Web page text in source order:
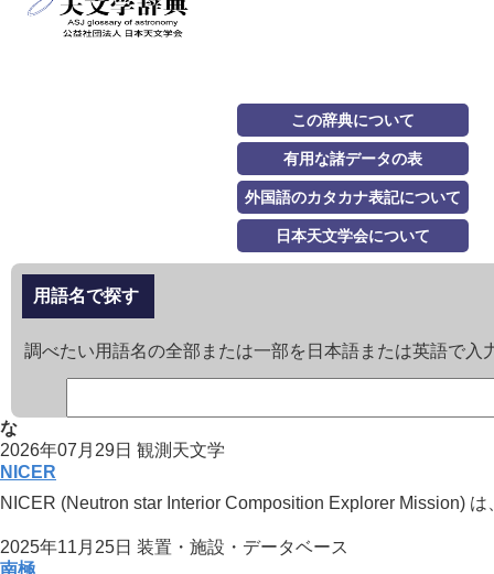
この辞典について
有用な諸データの表
外国語のカタカナ表記について
日本天文学会について
用語名で探す
調べたい用語名の全部または一部を日本語または英語で入
な
2026年07月29日 観測天文学
NICER
NICER (Neutron star Interior Composition Explorer Mission)
2025年11月25日 装置・施設・データベース
南極